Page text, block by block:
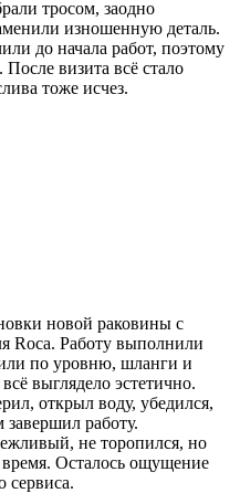
тросом, заодно
изношенную деталь.
до начала работ, поэтому
визита всё стало
тоже исчез.
новой раковины с
Roca. Работу выполнили
по уровню, шланги и
выглядело эстетично.
открыл воду, убедился,
завершил работу.
не торопился, но
время. Осталось ощущение
сервиса.